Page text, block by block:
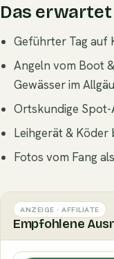
Das
Geführter Tag auf
Angeln vom Boot
Gewässer im
Ortskundige
Leihgerät & Köder
Fotos vom Fang
ANZEIGE · AFFILIATE
Empfohlene